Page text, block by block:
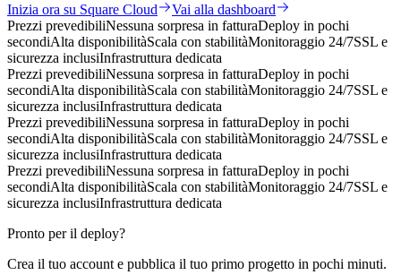
Inizia ora su Square Cloud
Vai alla dashboard
Prezzi prevedibiliNessuna sorpresa in fatturaDeploy in pochi
secondiAlta disponibilitàScala con stabilitàMonitoraggio 24/7SSL e
sicurezza inclusiInfrastruttura dedicata
Prezzi prevedibiliNessuna sorpresa in fatturaDeploy in pochi
secondiAlta disponibilitàScala con stabilitàMonitoraggio 24/7SSL e
sicurezza inclusiInfrastruttura dedicata
Prezzi prevedibiliNessuna sorpresa in fatturaDeploy in pochi
secondiAlta disponibilitàScala con stabilitàMonitoraggio 24/7SSL e
sicurezza inclusiInfrastruttura dedicata
Prezzi prevedibiliNessuna sorpresa in fatturaDeploy in pochi
secondiAlta disponibilitàScala con stabilitàMonitoraggio 24/7SSL e
sicurezza inclusiInfrastruttura dedicata
Pronto per il deploy?
Crea il tuo account e pubblica il tuo primo progetto in pochi minuti.